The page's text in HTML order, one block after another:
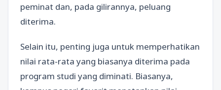
peminat dan, pada gilirannya, peluang
diterima.
Selain itu, penting juga untuk memperhatikan
nilai rata-rata yang biasanya diterima pada
program studi yang diminati. Biasanya,